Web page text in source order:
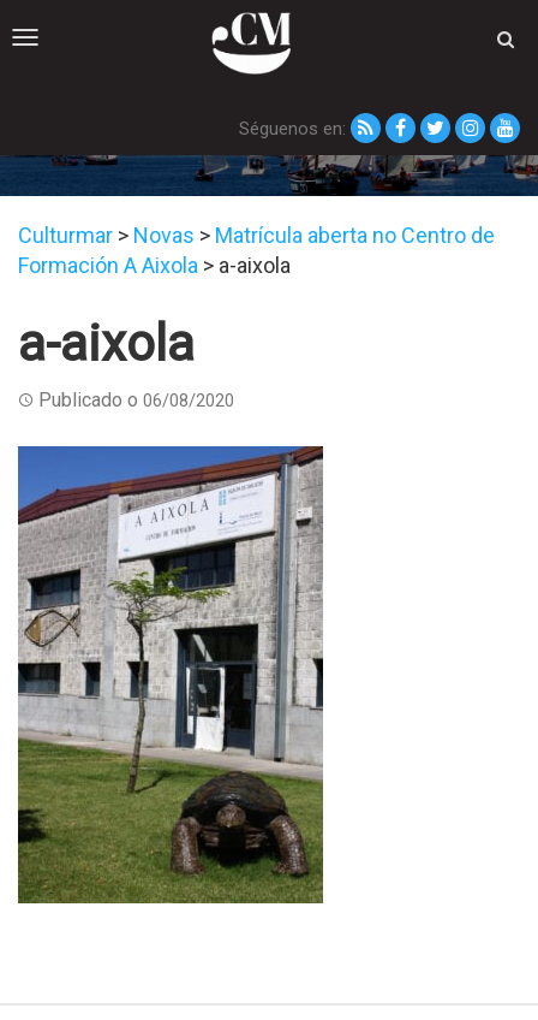
Toggle
Séguenos en:
a-aixola
Culturmar > Novas > Matrícula aberta no Centro de
Formación A Aixola > a-aixola
a-aixola
Publicado o 06/08/2020